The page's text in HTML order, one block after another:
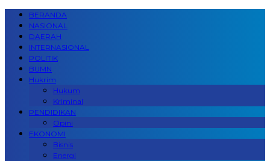
BERANDA
NASIONAL
DAERAH
INTERNASIONAL
POLITIK
BUMN
Hukrim
Hukum
Kriminal
PENDIDIKAN
Opini
EKONOMI
Bisnis
Energi